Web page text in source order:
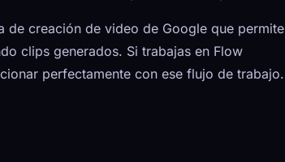
de creación de video de Google que permite
clips generados. Si trabajas en Flow
perfectamente con ese flujo de trabajo.